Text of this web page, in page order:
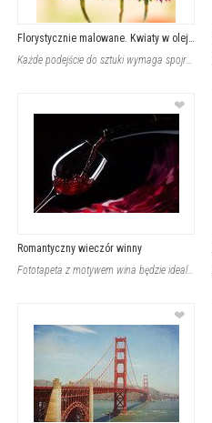
Florystycznie malowane. Kwiaty w oleju.
❤
Romantyczny wieczór winny
Fototapeta z motywem wina będzie idealnym konceptem designerskim do wnętrza salo
❤